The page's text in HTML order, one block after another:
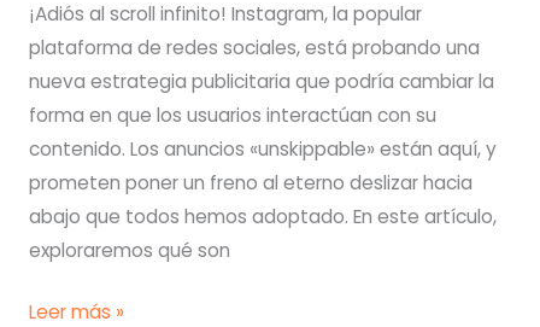
¡Adiós al scroll infinito! Instagram, la popular
plataforma de redes sociales, está probando una
nueva estrategia publicitaria que podría cambiar la
forma en que los usuarios interactúan con su
contenido. Los anuncios «unskippable» están aquí, y
prometen poner un freno al eterno deslizar hacia
abajo que todos hemos adoptado. En este artículo,
exploraremos qué son
Por
Leer más »